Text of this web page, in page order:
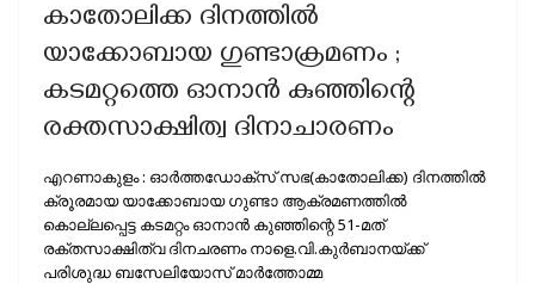
കാതോലിക്ക ദിനത്തിൽ
യാക്കോബായ ഗുണ്ടാക്രമണം ;
കടമറ്റത്തെ ഓനാൻ കുഞ്ഞിന്റെ
രക്തസാക്ഷിത്വ ദിനാചാരണം
എറണാകുളം : ഓർത്തഡോക്സ് സഭ(കാതോലിക്ക) ദിനത്തിൽ
ക്രൂരമായ യാക്കോബായ ഗുണ്ടാ ആക്രമണത്തിൽ
കൊല്ലപ്പെട്ട കടമറ്റം ഓനാൻ കുഞ്ഞിന്റെ 51-മത്
രക്തസാക്ഷിത്വ ദിനചരണം നാളെ.വി.കുർബാനയ്ക്ക്
പരിശുദ്ധ ബസേലിയോസ് മാർത്തോമ്മ